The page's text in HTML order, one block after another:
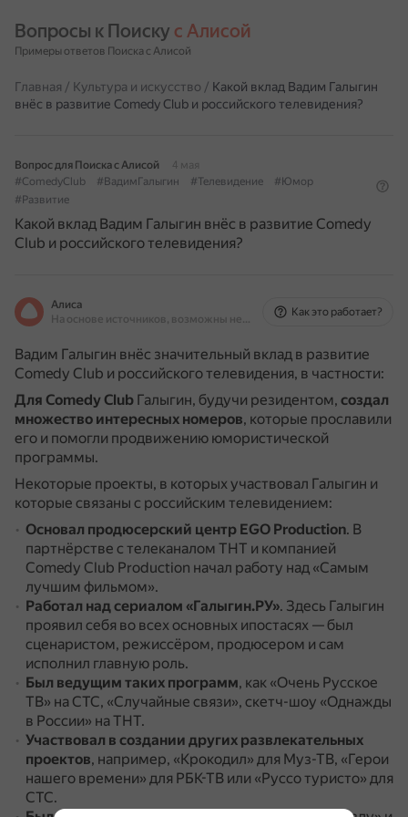
Вопросы к Поиску с Алисой
Примеры ответов Поиска с Алисой
Главная / Культура и искусство / Какой вклад Вадим Галыгин
внёс в развитие Comedy Club и российского телевидения?
Вопрос для Поиска с Алисой
4 мая
#ComedyClub
#ВадимГалыгин #Телевидение
#Юмор
#Развитие
Какой вклад Вадим Галыгин внёс в развитие Comedy
Club и российского телевидения?
Алиса
На основе источников, возможны неточности
Как это работает?
Вадим Галыгин внёс значительный вклад в развитие
Comedy Club и российского телевидения, в частности:
Для Comedy Club Галыгин, будучи резидентом, создал
множество интересных номеров, которые прославили
его и помогли продвижению юмористической
программы.
Некоторые проекты, в которых участвовал Галыгин и
которые связаны с российским телевидением:
Основал продюсерский центр EGO Production. В
партнёрстве с телеканалом ТНТ и компанией
Comedy Club Production начал работу над «Самым
лучшим фильмом».
Работал над сериалом «Галыгин.РУ». Здесь Галыгин
проявил себя во всех основных ипостасях — был
сценаристом, режиссёром, продюсером и сам
исполнил главную роль.
Был ведущим таких программ, как «Очень Русское
ТВ» на СТС, «Случайные связи», скетч-шоу «Однажды
в России» на ТНТ.
Участвовал в создании других развлекательных
проектов, например, «Крокодил» для Муз-ТВ, «Герои
нашего времени» для РБК-ТВ или «Руссо туристо» для
СТС.